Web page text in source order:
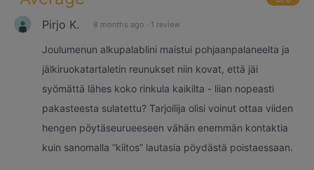
Pirjo K. 8 months ago · 1 review
Joulumenun alkupalablini maistui pohjaanpalaneelta ja
jälkiruokatartaletin reunukset niin kovat, että jäi
syömättä lähes koko rinkula kaikilta - liian nopeasti
pakasteesta sulatettu? Tarjoilija olisi voinut ottaa viiden
hengen pöytäseurueeseen vähän enemmän kontaktia
kuin sanomalla ”kiitos” lautasia pöydästä poistaessaan.